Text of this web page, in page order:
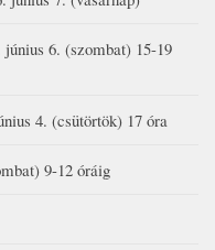
6. (szombat) 15-19
4. (csütörtök) 17 óra
9-12 óráig